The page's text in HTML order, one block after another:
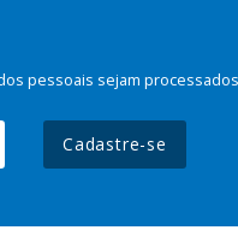
pessoais sejam
Cadastre-se